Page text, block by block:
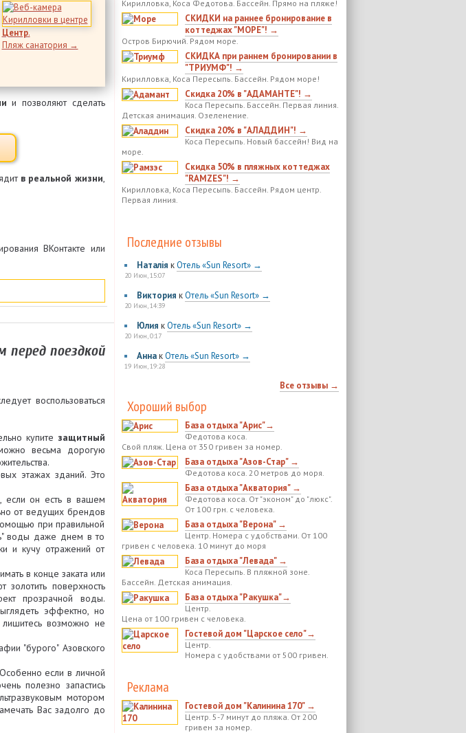
Центр.
Пляж санатория →
и позволяют сделать
в реальной жизни,
ВКонтакте или
поездкой
воспользоваться
купите защитный
весьма дорогую
этажах зданий. Это
, если он есть в вашем
от ведущих брендов
при правильной
воды даже днем в то
и кучу отражений от
в конце заката или
золотить поверхность
прозрачной воды.
эффектно, но
возможно не
"бурого" Азовского
если в личной
полезно запастись
мотором
Вас задолго до
Кирилловка, Коса Федотова. Бассейн. Прямо на пляже!
СКИДКИ на раннее бронирование в
коттеджах "МОРЕ"! →
Остров Бирючий. Рядом море.
СКИДКА при раннем бронировании в
"ТРИУМФ"! →
Кирилловка, Коса Пересыпь. Бассейн. Рядом море!
Скидка 20% в "АДАМАНТЕ"! →
Коса Пересыпь. Бассейн. Первая линия.
Детская анимация. Озеленение.
Скидка 20% в "АЛАДДИН"! →
Коса Пересыпь. Новый бассейн! Вид на
море.
Скидка 50% в пляжных коттеджах
"RAMZES"! →
Кирилловка, Коса Пересыпь. Бассейн. Рядом центр.
Первая линия.
Последние отзывы
Наталія кОтель «Sun Resort» →
20 Июн, 15:07
Виктория кОтель «Sun Resort» →
20 Июн, 14:39
Юлия кОтель «Sun Resort» →
20 Июн, 0:17
АннакОтель «Sun Resort» →
19 Июн, 19:28
Все отзывы →
Хороший выбор
База отдыха "Арис"→
Федотова коса.
Свой пляж. Цена от 350 гривен за номер.
База отдыха "Азов-Стар" →
Федотова коса. 20 метров до моря.
База отдыха "Акватория" →
Федотова коса. От "эконом" до "люкс".
От 100 грн. с человека.
База отдыха "Верона" →
Центр. Номера с удобствами. От 100
гривен с человека. 10 минут до моря
База отдыха "Левада" →
Коса Пересыпь. В пляжной зоне.
Бассейн. Детская анимация.
База отдыха "Ракушка"→
Центр.
Цена от 100 гривен с человека.
Гостевой дом "Царское село"→
Центр.
Номера с удобствами от 500 гривен.
Реклама
Гостевой дом "Калинина 170" →
Центр. 5-7 минут до пляжа. От 200
гривен за номер.